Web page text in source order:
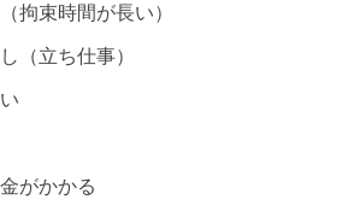
拘束時間が長い）
（立ち仕事）
がかかる